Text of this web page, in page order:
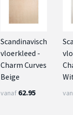
Scandinavisch
vloerkleed -
Charm Curves
Beige
vanaf 62.95